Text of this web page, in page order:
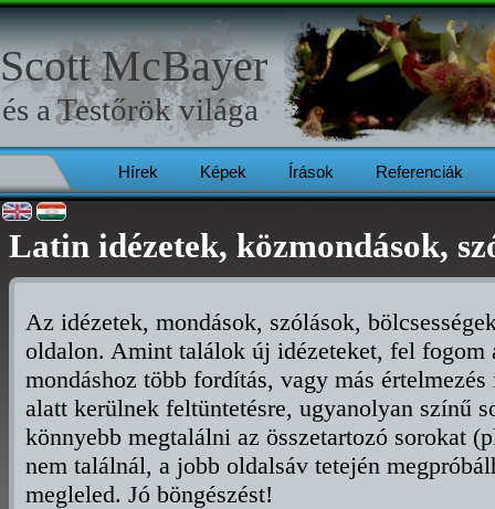
Hírek Képek Írások Referenciák
Scott McBayer
és aTestőrökvilága
Latin idézetek, közmondások,
Az idézetek, mondások, szólások,
oldalon. Amint találok új idézeteket, fel fogom
mondáshoz több fordítás, vagy más
alatt kerülnek feltüntetésre, ugyanolyan színű
könnyebb megtalálni az összetartozó sorokat
nem találnál, a jobb oldalsáv tetején
megleled. Jó böngészést!